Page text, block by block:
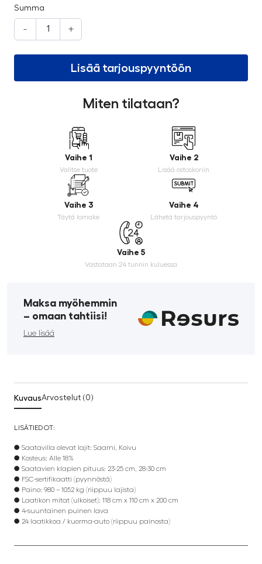
Summa
- +
Lisää tarjouspyyntöön
Miten tilataan?
Vaihe 1
Valitse tuote
Vaihe 2
Lisää ostoskoriin
Vaihe 3
Täytä lomake
Vaihe 4
Lähetä tarjouspyyntö
Vaihe 5
Vastataan 24 tunnin kuluessa
Maksa myöhemmin
­– omaan tahtiisi!
Lue lisää
KuvausArvostelut (0)
LISÄTIEDOT:
● Saatavilla olevat lajit: Saarni, Koivu
● Kosteus: Alle 18%
● Saatavien klapien pituus: 23-25 cm, 28-30 cm
● FSC-sertifikaatti (pyynnöstä)
● Paino: 980 – 1052 kg (riippuu lajista)
● Laatikon mitat (ulkoiset): 118 cm x 110 cm x 200 cm
● 4-suuntainen puinen lava
● 24 laatikkoa / kuorma-auto (riippuu painosta)